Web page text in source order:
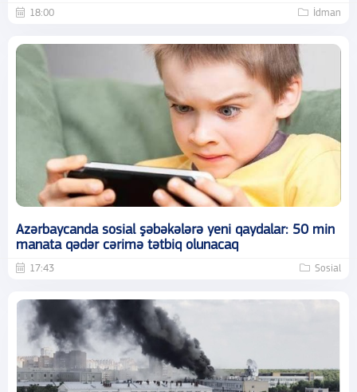
18:00 İdman
Azərbaycanda sosial şəbəkələrə yeni qaydalar: 50 min
manata qədər cərimə tətbiq olunacaq
17:43 Sosial